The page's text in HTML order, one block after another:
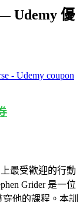
Udemy 優
上最受歡迎的行動
Grider 是一位
穿他的課程。本訓